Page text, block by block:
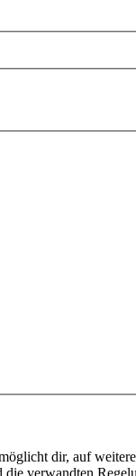
dir, auf
verwandten